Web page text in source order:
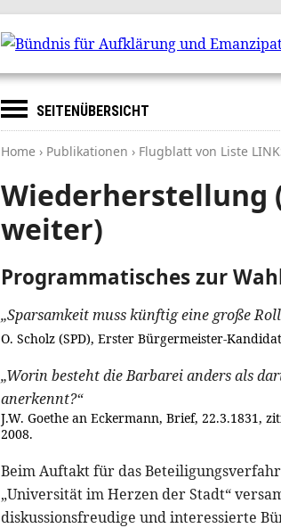
SEITENÜBERSICHT
Home › Publikationen › Flugblatt von Liste
Wiederherstellung
weiter)
Programmatisches zur
„Sparsamkeit muss künftig eine große
O. Scholz (SPD), Erster Bürgermeister-
„Worin besteht die Barbarei anders als
anerkennt?“
J.W. Goethe an Eckermann, Brief, 22.3.1831,
2008.
Beim Auftakt für das
„Universität im Herzen der Stadt“
diskussionsfreudige und interessierte